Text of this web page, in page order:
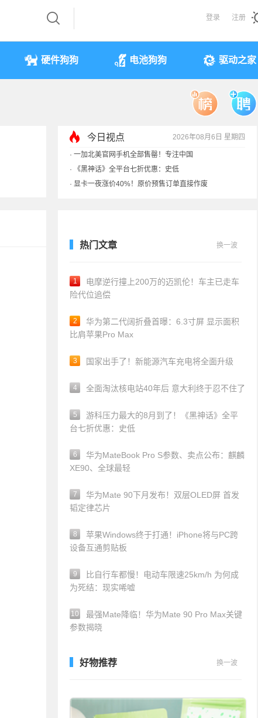
登录 注册
硬件狗狗 电池狗狗 驱动之家
今日视点 2026年08月6日 星期四
· 一加北美官网手机全部售罄！专注中国
·
《黑神话》全平台七折优惠：史低
· 显卡一夜涨价40%！原价预售订单直接作废
热门文章 换一波
1
电摩逆行撞上200万的迈凯伦！车主已走车
险代位追偿
2
华为第二代阔折叠首曝：6.3寸屏 显示面积
比肩苹果Pro Max
3 国家出手了！新能源汽车充电将全面升级
4 全面淘汰核电站40年后 意大利终于忍不住了
5
游科压力最大的8月到了！《黑神话》全平
台七折优惠：史低
6
华为MateBook Pro S参数、卖点公布：麒麟
XE90、全球最轻
7
华为Mate 90下月发布！双层OLED屏 首发
韬定律芯片
8
苹果Windows终于打通！iPhone将与PC跨
设备互通剪贴板
9
比自行车都慢！电动车限速25km/h 为何成
为死结：现实唏嘘
10
最强Mate降临！华为Mate 90 Pro Max关键
参数揭晓
好物推荐 换一波